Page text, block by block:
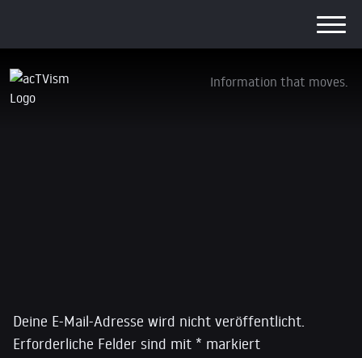
Information that moves.
27
Deine E-Mail-Adresse wird nicht veröffentlicht.
Erforderliche Felder sind mit * markiert